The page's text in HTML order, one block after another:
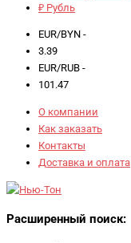
₽ Рубль
EUR/BYN -
3.39
EUR/RUB -
101.47
О компании
Как заказать
Контакты
Доставка и оплата
Расширенный поиск: